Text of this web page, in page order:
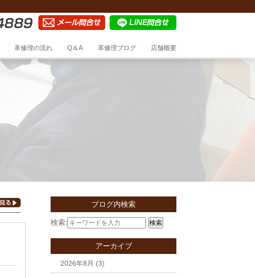
革修理の流れ Q＆A 革修理ブログ 店舗概要
ブログ内検索
検索: 検索
アーカイブ
2026年8月 (3)